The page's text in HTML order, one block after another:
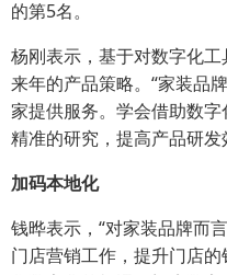
的第5名。
杨刚表示，基于对数字化
来年的产品策略。“家装品
家提供服务。学会借助数
精准的研究，提高产品研发
加码本地化
钱晔表示，“对家装品牌而
门店营销工作，提升门店